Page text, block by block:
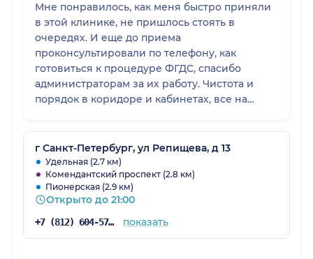
Мне понравилось, как меня быстро приняли
в этой клинике, не пришлось стоять в
очередях. И еще до приема
проконсультировали по телефону, как
готовиться к процедуре ФГДС, спасибо
администраторам за их работу. Чистота и
порядок в коридоре и кабинетах, все на
г Санкт-Петербург, ул Репищева, д 13
Удельная (2.7 км)
Комендантский проспект (2.8 км)
Пионерская (2.9 км)
Открыто до 21:00
+7 (812) 604-57-48 показать